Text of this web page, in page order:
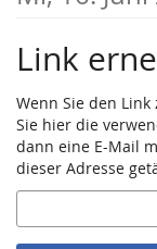
Link
Wenn Sie den
Sie hier die
dann eine E-Mail
dieser Adresse
E-
Mail